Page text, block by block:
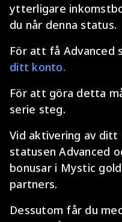
ytterligare
du når denna status.
För att få Advanced
ditt konto.
För att göra detta
serie steg.
Vid aktivering av
statusen Advanced
bonusar i Mystic
partners.
Dessutom får du